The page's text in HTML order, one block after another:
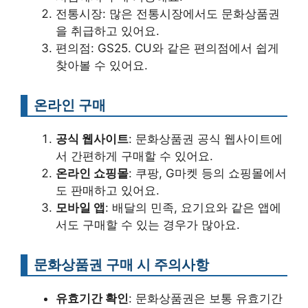
전통시장: 많은 전통시장에서도 문화상품권
을 취급하고 있어요.
편의점: GS25. CU와 같은 편의점에서 쉽게
찾아볼 수 있어요.
온라인 구매
공식 웹사이트: 문화상품권 공식 웹사이트에
서 간편하게 구매할 수 있어요.
온라인 쇼핑몰: 쿠팡, G마켓 등의 쇼핑몰에서
도 판매하고 있어요.
모바일 앱 : 배달의 민족, 요기요와 같은 앱에
서도 구매할 수 있는 경우가 많아요.
문화상품권 구매 시 주의사항
유효기간 확인: 문화상품권은 보통 유효기간